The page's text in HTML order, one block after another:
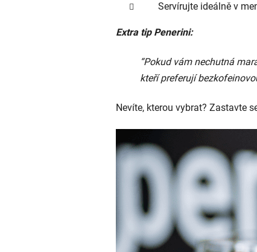
Servírujte ideálně v
Extra tip Penerini:
“Pokud vám nechutná
kteří preferují
Nevíte, kterou vybrat? Zastavte